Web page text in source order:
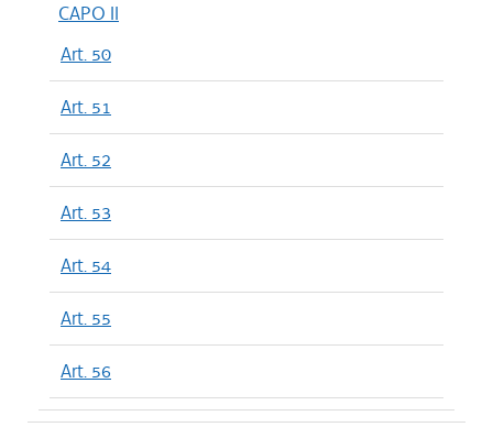
CAPO II
Art. 50
Art. 51
Art. 52
Art. 53
Art. 54
Art. 55
Art. 56